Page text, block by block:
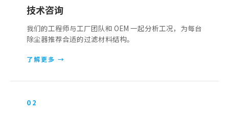
技术咨询
我们的工程师与工厂团队和 OEM 一起分析工况，为每台
除尘器推荐合适的过滤材料结构。
了解更多 →
0 2